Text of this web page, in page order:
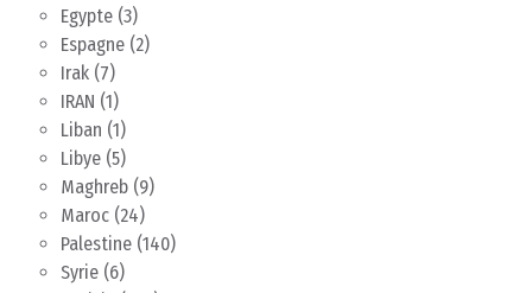
Egypte (3)
Espagne (2)
Irak (7)
IRAN (1)
Liban (1)
Libye (5)
Maghreb (9)
Maroc (24)
Palestine (140)
Syrie (6)